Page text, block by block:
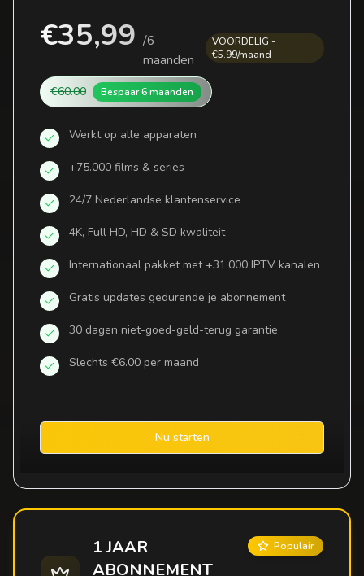
€35,99 /6
maanden
VOORDELIG -
€5.99/maand
€60.00 Bespaar6 maanden
Werkt op alle apparaten
+75.000 films & series
24/7 Nederlandse klantenservice
4K, Full HD, HD & SD kwaliteit
Internationaal pakket met +31.000 IPTV kanalen
Gratis updates gedurende je abonnement
30 dagen niet-goed-geld-terug garantie
Slechts €6.00 per maand
Nu starten
1 JAAR
ABONNEMENT
Populair